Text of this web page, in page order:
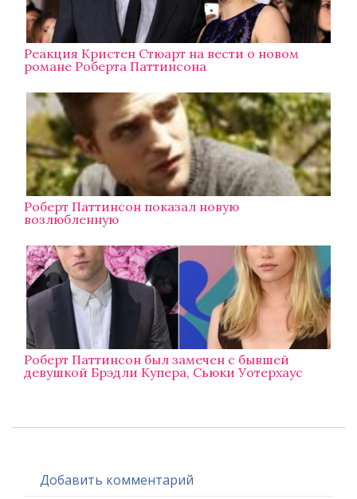
Реакция Кристен Стюарт на вести о новом
романе Роберта Паттинсона
Роберт Паттинсон показал новую
возлюбленную
Роберт Паттинсон был замечен с бывшей
девушкой Брэдли Купера, Сьюки Уотерхаус
Добавить комментарий